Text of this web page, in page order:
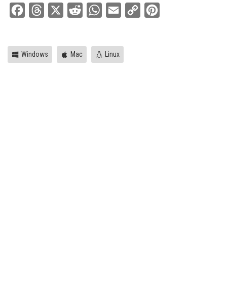
FacebookThreads Reddit WhatsApp
Email
Copy
Windows Mac Linux